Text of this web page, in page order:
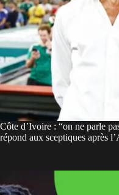
Côte d’Ivoire : “on ne parle
répond aux sceptiques après